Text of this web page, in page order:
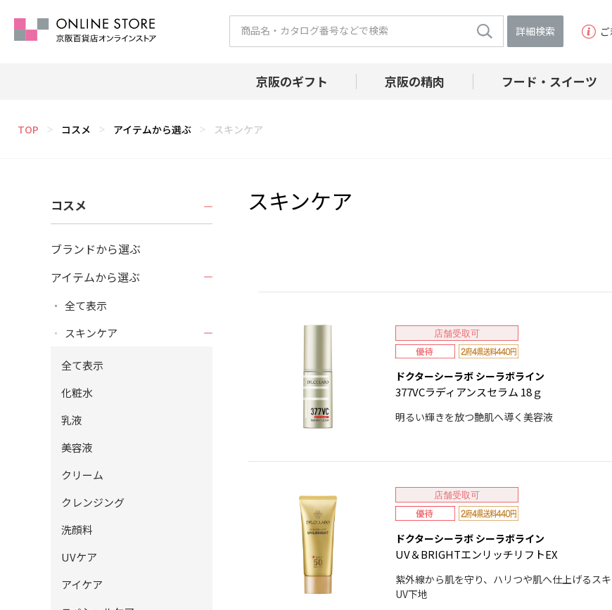
詳細検索
京阪のギフト 京阪の精肉 フード・スイーツ
TOP ＞ コスメ ＞ アイテムから選ぶ ＞ スキンケア
コスメ
ブランドから選ぶ
アイテムから選ぶ
全て表示
スキンケア
全て表示
化粧水
乳液
美容液
クリーム
クレンジング
洗顔料
UVケア
アイケア
スキンケア
店舗受取可
ドクターシーラボ シーラボライン
377VCラディアンスセラム 18ｇ
明るい輝きを放つ艶肌へ導く美容液
店舗受取可
ドクターシーラボ シーラボライン
UV＆BRIGHTエンリッチリフトEX
紫外線から肌を守り、ハリつや肌へ仕上げるス
UV下地